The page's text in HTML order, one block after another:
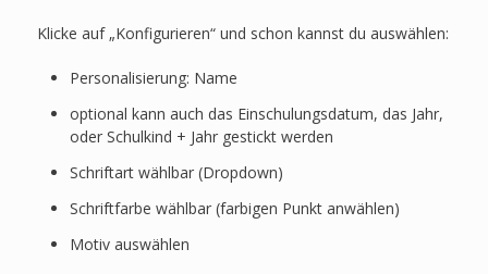
Klicke auf „Konfigurieren“ und schon kannst du auswählen:
Personalisierung: Name
optional kann auch das Einschulungsdatum, das Jahr,
oder Schulkind + Jahr gestickt werden
Schriftart wählbar (Dropdown)
Schriftfarbe wählbar (farbigen Punkt anwählen)
Motiv auswählen